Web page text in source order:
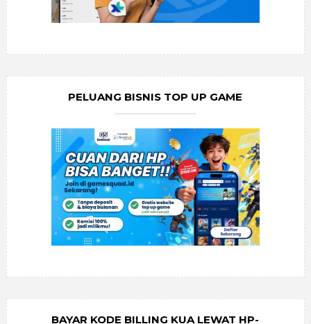
PELUANG BISNIS TOP UP GAME
BAYAR KODE BILLING KUA LEWAT HP-